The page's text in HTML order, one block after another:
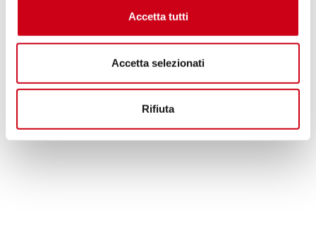
Accetta tutti
Accetta selezionati
Rifiuta